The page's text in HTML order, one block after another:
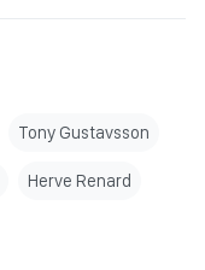
Tony Gustavsson
Herve Renard